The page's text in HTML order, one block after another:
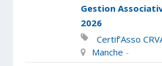
1001 territoires pour la
Mon métier aujourd’hui et
Brochure régionale classes
découvertes 2025-202...
BAFA-BAFD, devenir
Gestion
2026
Certif’Asso
Manche -